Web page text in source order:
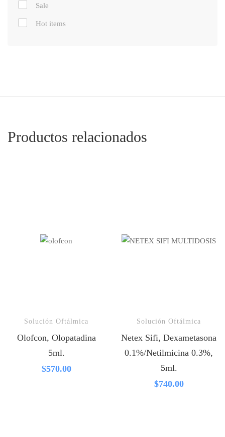
Sale
Hot items
Productos relacionados
Solución Oftálmica
Olofcon, Olopatadina
5ml.
$570.00
Solución Oftálmica
Netex Sifi, Dexametasona
0.1%/Netilmicina 0.3%,
5ml.
$740.00